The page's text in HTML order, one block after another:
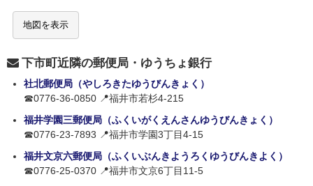
地図を表示
下市町近隣の郵便局・ゆうちょ銀行
社北郵便局（やしろきたゆうびんきょく）
☎0776-36-0850 📍福井市若杉4-215
福井学園三郵便局（ふくいがくえんさんゆうびんきょく）
☎0776-23-7893 📍福井市学園3丁目4-15
福井文京六郵便局（ふくいぶんきようろくゆうびんきよく）
☎0776-25-0370 📍福井市文京6丁目11-5